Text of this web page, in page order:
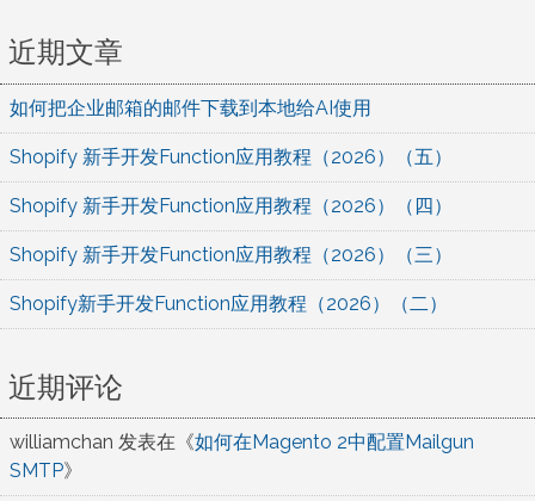
近期文章
如何把企业邮箱的邮件下载到本地给AI使用
Shopify 新手开发Function应用教程（2026）（五）
Shopify 新手开发Function应用教程（2026）（四）
Shopify 新手开发Function应用教程（2026）（三）
Shopify新手开发Function应用教程（2026）（二）
近期评论
williamchan 发表在《如何在Magento 2中配置Mailgun
SMTP》